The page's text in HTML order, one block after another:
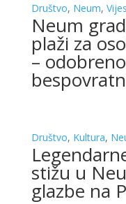
Društvo, Neum,
Neum
plaži za
–
Društvo, Kultura,
stižu u
glazbe na